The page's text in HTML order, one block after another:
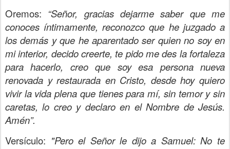
Oremos: “Señor, gracias dejarme saber que me
conoces íntimamente, reconozco que he juzgado a
los demás y que he aparentado ser quien no soy en
mi interior, decido creerte, te pido me des la fortaleza
para hacerlo, creo que soy esa persona nueva
renovada y restaurada en Cristo, desde hoy quiero
vivir la vida plena que tienes para mí, sin temor y sin
caretas, lo creo y declaro en el Nombre de Jesús.
Amén”.
Versículo: "Pero el Señor le dijo a Samuel: No te